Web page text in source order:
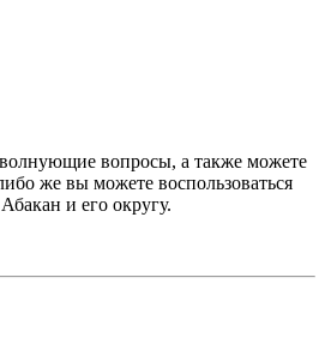
волнующие вопросы, а также можете
же вы можете воспользоваться
и его округу.